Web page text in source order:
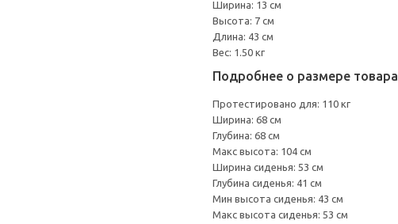
Ширина: 13 см
Высота: 7 см
Длина: 43 см
Вес: 1.50 кг
Подробнее о размере товара
Протестировано для: 110 кг
Ширина: 68 см
Глубина: 68 см
Макс высота: 104 см
Ширина сиденья: 53 см
Глубина сиденья: 41 см
Мин высота сиденья: 43 см
Макс высота сиденья: 53 см